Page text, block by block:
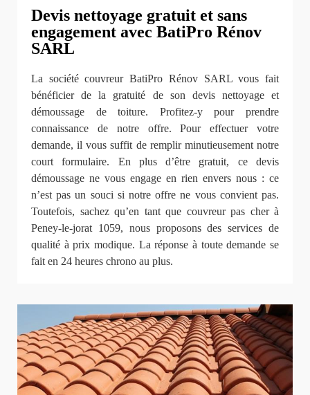
Devis nettoyage gratuit et sans
engagement avec BatiPro Rénov
SARL
La société couvreur BatiPro Rénov SARL vous fait
bénéficier de la gratuité de son devis nettoyage et
démoussage de toiture. Profitez-y pour prendre
connaissance de notre offre. Pour effectuer votre
demande, il vous suffit de remplir minutieusement notre
court formulaire. En plus d’être gratuit, ce devis
démoussage ne vous engage en rien envers nous : ce
n’est pas un souci si notre offre ne vous convient pas.
Toutefois, sachez qu’en tant que couvreur pas cher à
Peney-le-jorat 1059, nous proposons des services de
qualité à prix modique. La réponse à toute demande se
fait en 24 heures chrono au plus.